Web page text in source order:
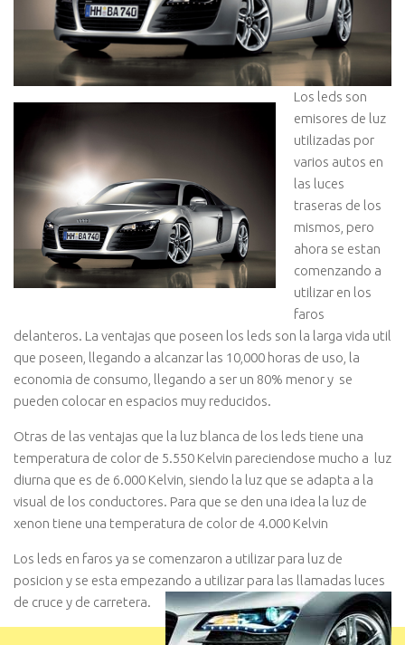
Los leds son
emisores de luz
utilizadas por
varios autos en
las luces
traseras de los
mismos, pero
ahora se estan
comenzando a
utilizar en los
faros
delanteros. La ventajas que poseen los leds son la larga vida util
que poseen, llegando a alcanzar las 10,000 horas de uso, la
economia de consumo, llegando a ser un 80% menor y se
pueden colocar en espacios muy reducidos.
Otras de las ventajas que la luz blanca de los leds tiene una
temperatura de color de 5.550 Kelvin pareciendose mucho a luz
diurna que es de 6.000 Kelvin, siendo la luz que se adapta a la
visual de los conductores. Para que se den una idea la luz de
xenon tiene una temperatura de color de 4.000 Kelvin
Los leds en faros ya se comenzaron a utilizar para luz de
posicion y se esta empezando a utilizar para las llamadas luces
de cruce y de carretera.